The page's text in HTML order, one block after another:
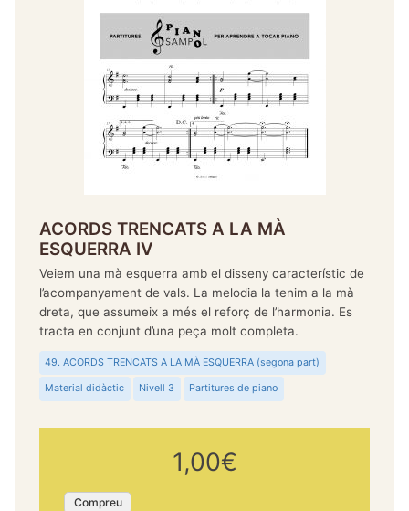
ACORDS TRENCATS A LA MÀ
ESQUERRA IV
Veiem una mà esquerra amb el disseny característic de
l’acompanyament de vals. La melodia la tenim a la mà
dreta, que assumeix a més el reforç de l’harmonia. Es
tracta en conjunt d’una peça molt completa.
49. ACORDS TRENCATS A LA MÀ ESQUERRA (segona part)
Material didàctic Nivell 3 Partitures de piano
1,00€
Compreu